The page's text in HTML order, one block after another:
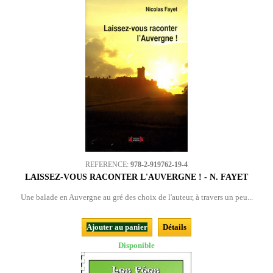
REFERENCE: 978-2-919762-19-4
LAISSEZ-VOUS RACONTER L'AUVERGNE ! - N. FAYET
Une balade en Auvergne au gré des choix de l'auteur, à travers un peu...
Ajouter au panier
Détails
Disponible